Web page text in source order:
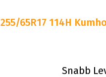
255/65R17 114H
Snabb